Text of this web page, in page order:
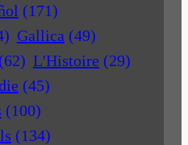
(171)
Gallica (49)
(62) L'Histoire (29)
(45)
(100)
(134)